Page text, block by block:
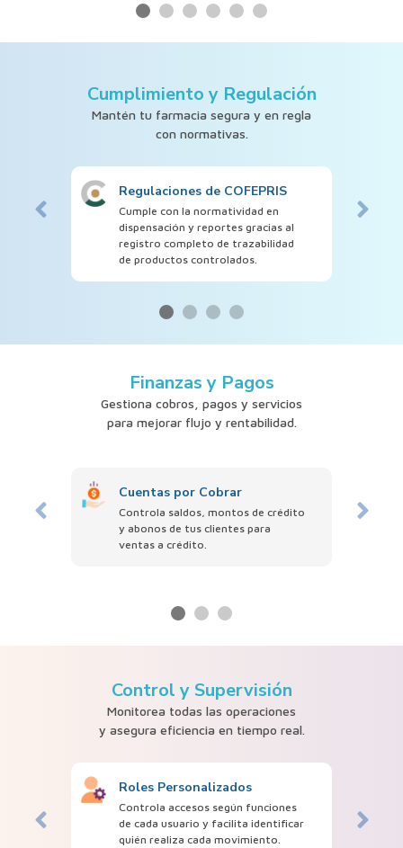
Cumplimiento y Regulación
Mantén tu farmacia segura y en regla
con normativas.
Regulaciones de COFEPRIS
Cumple con la normatividad en
dispensación y reportes gracias al
registro completo de trazabilidad
de productos controlados.
Finanzas y Pagos
Gestiona cobros, pagos y servicios
para mejorar flujo y rentabilidad.
Cuentas por Cobrar
Controla saldos, montos de crédito
y abonos de tus clientes para
ventas a crédito.
Control y Supervisión
Monitorea todas las operaciones
y asegura eficiencia en tiempo real.
Roles Personalizados
Controla accesos según funciones
de cada usuario y facilita identificar
quién realiza cada movimiento.